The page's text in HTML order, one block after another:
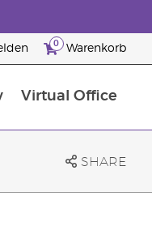
0 Warenkorb
Virtual Office
SHARE